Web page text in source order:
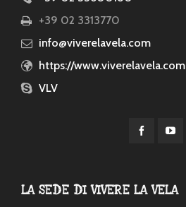
+39 02 3313770
info@viverelavela.com
https://www.viverelavela.com
VLV
LA SEDE DI VIVERE LA VELA